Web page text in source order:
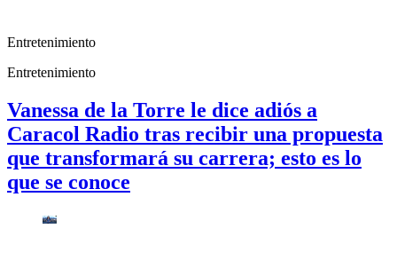
Entretenimiento
Entretenimiento
Vanessa de la Torre le dice adiós a
Caracol Radio tras recibir una propuesta
que transformará su carrera; esto es lo
que se conoce